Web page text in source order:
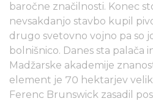
baročne značilnosti. Konec
nevsakdanjo stavbo kupil
drugo svetovno vojno pa so
bolnišnico. Danes sta palača
Madžarske akademije
element je 70 hektarjev
Ferenc Brunswick zasadil